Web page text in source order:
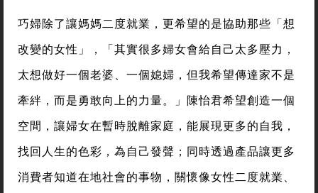
巧婦除了讓媽媽二度就業，更希望的是協助那些「想
改變的女性」，「其實很多婦女會給自己太多壓力，
太想做好一個老婆、一個媳婦，但我希望傳達家不是
牽絆，而是勇敢向上的力量。」陳怡君希望創造一個
空間，讓婦女在暫時脫離家庭，能展現更多的自我，
找回人生的色彩，為自己發聲；同時透過產品讓更多
消費者知道在地社會的事物，關懷像女性二度就業、